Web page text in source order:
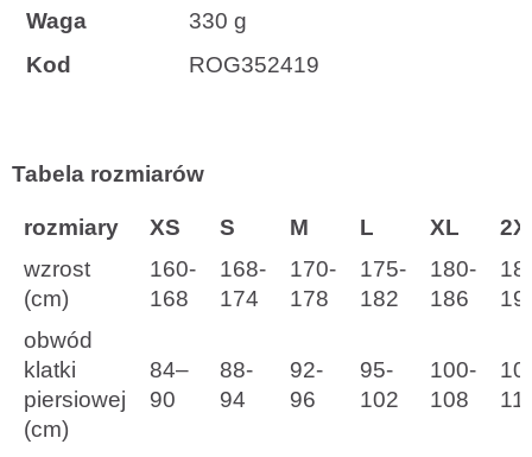
Waga
330 g
Kod
ROG352419
Tabela rozmiarów
rozmiary XS S M L XL
wzrost
(cm)
160-
168
168-
174
170-
178
175-
182
180-
186
obwód
klatki
piersiowej
(cm)
84–
90
88-
94
92-
96
95-
102
100-
108